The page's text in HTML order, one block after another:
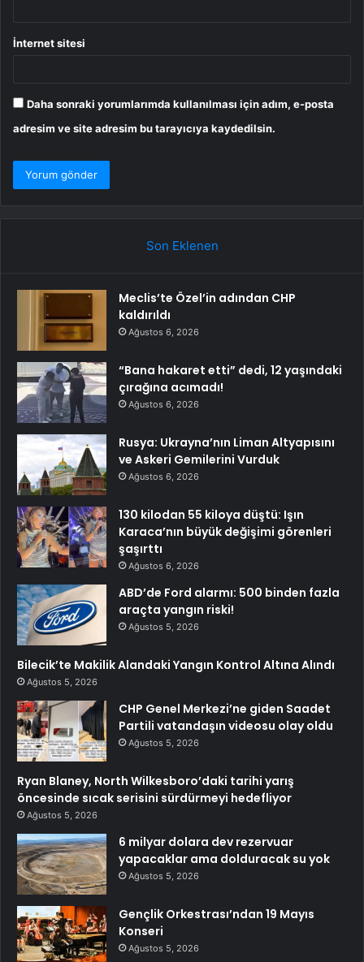
İnternet sitesi
Daha sonraki yorumlarımda kullanılması için adım, e-posta
adresim ve site adresim bu tarayıcıya kaydedilsin.
Son Eklenen
Meclis’te Özel’in adından CHP
kaldırıldı
Ağustos 6, 2026
“Bana hakaret etti” dedi, 12 yaşındaki
çırağına acımadı!
Ağustos 6, 2026
Rusya: Ukrayna’nın Liman Altyapısını
ve Askeri Gemilerini Vurduk
Ağustos 6, 2026
130 kilodan 55 kiloya düştü: Işın
Karaca’nın büyük değişimi görenleri
şaşırttı
Ağustos 6, 2026
ABD’de Ford alarmı: 500 binden fazla
araçta yangın riski!
Ağustos 5, 2026
Bilecik’te Makilik Alandaki Yangın Kontrol Altına Alındı
Ağustos 5, 2026
CHP Genel Merkezi’ne giden Saadet
Partili vatandaşın videosu olay oldu
Ağustos 5, 2026
Ryan Blaney, North Wilkesboro’daki tarihi yarış
öncesinde sıcak serisini sürdürmeyi hedefliyor
Ağustos 5, 2026
6 milyar dolara dev rezervuar
yapacaklar ama dolduracak su yok
Ağustos 5, 2026
Gençlik Orkestrası’ndan 19 Mayıs
Konseri
Ağustos 5, 2026